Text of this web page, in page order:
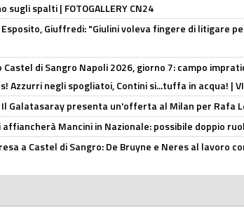
spalti | FOTOGALLERY CN24
Esposito, Giuffredi: "Giulini voleva fingere di litigare
Castel di Sangro Napoli 2026, giorno 7: campo
Azzurri negli spogliatoi, Contini si...tuffa in acqua! |
Il Galatasaray presenta un'offerta al Milan per Rafa
affiancherà Mancini in Nazionale: possibile doppio
a Castel di Sangro: De Bruyne e Neres al lavoro